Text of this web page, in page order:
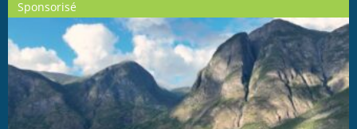
Sponsorisé